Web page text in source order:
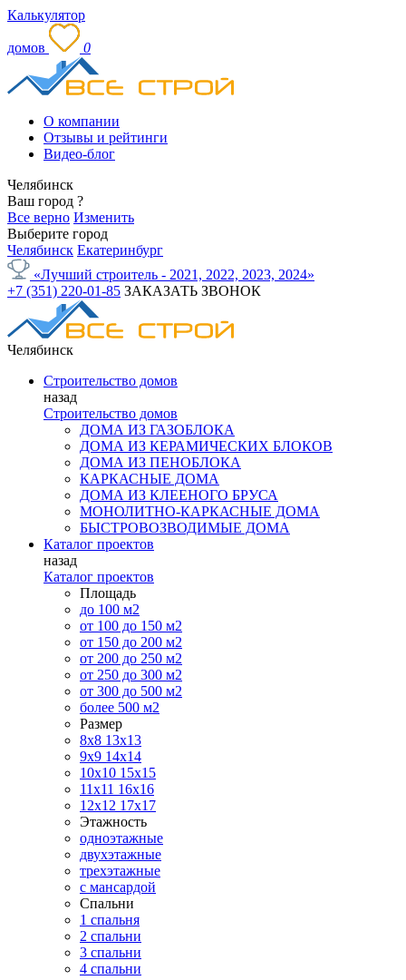
Калькулятор
домов 0
О компании
Отзывы и рейтинги
Видео-блог
Челябинск
Ваш город ?
Все верно Изменить
Выберите город
Челябинск Екатеринбург
«Лучший строитель - 2021, 2022, 2023, 2024»
+7 (351) 220-01-85 ЗАКАЗАТЬ ЗВОНОК
Челябинск
Строительство домов
назад
Строительство домов
ДОМА ИЗ ГАЗОБЛОКА
ДОМА ИЗ КЕРАМИЧЕСКИХ БЛОКОВ
ДОМА ИЗ ПЕНОБЛОКА
КАРКАСНЫЕ ДОМА
ДОМА ИЗ КЛЕЕНОГО БРУСА
МОНОЛИТНО-КАРКАСНЫЕ ДОМА
БЫСТРОВОЗВОДИМЫЕ ДОМА
Каталог проектов
назад
Каталог проектов
Площадь
до 100 м2
от 100 до 150 м2
от 150 до 200 м2
от 200 до 250 м2
от 250 до 300 м2
от 300 до 500 м2
более 500 м2
Размер
8х8 13х13
9х9 14х14
10х10 15х15
11x11 16х16
12х12 17х17
Этажность
одноэтажные
двухэтажные
трехэтажные
с мансардой
Спальни
1 спальня
2 спальни
3 спальни
4 спальни